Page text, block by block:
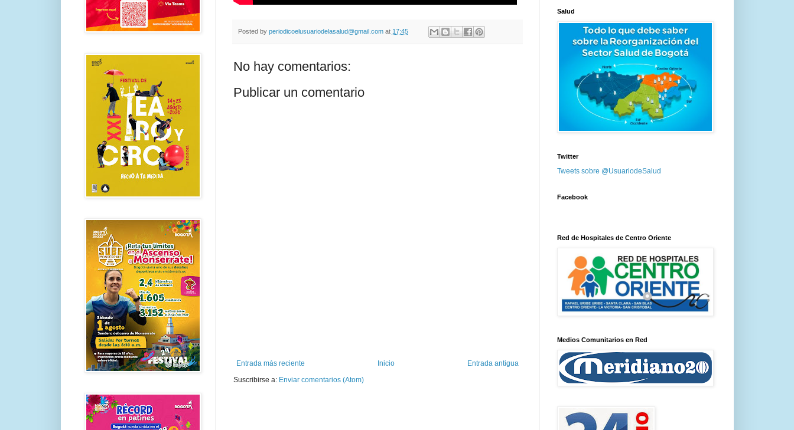
Posted by periodicoelusuariodelasalud@gmail.com at 17:45
No hay comentarios:
Publicar un comentario
Entrada más reciente Entrada antigua
Inicio
Suscribirse a: Enviar comentarios (Atom)
Salud
Twitter
Tweets sobre @UsuariodeSalud
Facebook
Red de Hospitales de Centro Oriente
Medios Comunitarios en Red